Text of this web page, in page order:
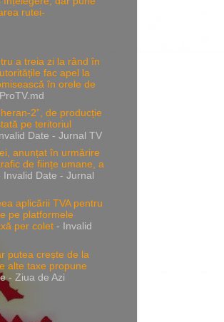
rutei-
a treia zi la rând în
fac apel la
în orele de
2”, de producție
pe teritoriul
Date - Jurnal TV
anunțat în urmărire
de ființe umane, a
Invalid Date - Jurnal
aplicării TVA pentru
pe platformele
per colet - Invalid
putea crește de la
alte taxe propune
- Ziua de Azi